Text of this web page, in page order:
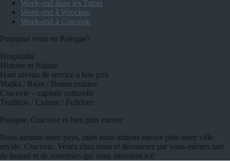
Week-end dans les Tatras
Week-end à Wrocław
Week-end à Cracovie
Pourquoi venir en Pologne?
Hospitalité
Histoire et Nature
Haut niveau de service à bon prix
Vodka / Bière / Bonne cuisine
Cracovie – capitale culturelle
Tradition / Culture / Folklore
Pologne, Cracovie et bien plus encore
Nous aimons notre pays, mais nous aimons encore plus notre ville
royale, Cracovie. Venez chez nous et découvrez par vous-mêmes tant
de beauté et de souvenirs qui vous attendent ici!